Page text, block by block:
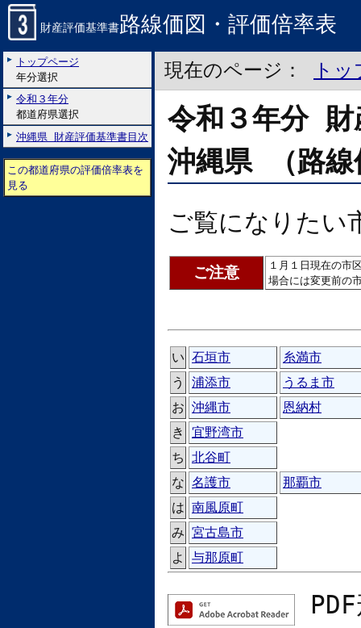
財産評価基準書路線価図・評価倍率表
トップページ
年分選択
令和３年分
都道府県選択
沖縄県 財産評価基準書目次
この都道府県の評価倍率表を
見る
現在のページ： ト
令和３年分 財
沖縄県 （路線
ご覧になりたい
ご注意
１月１日現在の市
場合には変更前の
い 石垣市
糸満市
う
浦添市
うるま市
お 沖縄市
恩納村
き
宜野湾市
ち 北谷町
な 名護市
那覇市
は 南風原町
み 宮古島市
よ
与那原町